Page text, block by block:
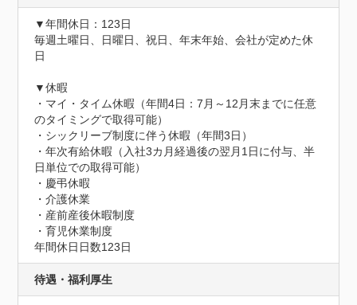
▼年間休日：123日
毎週土曜日、日曜日、祝日、年末年始、会社が定めた休
日
▼休暇
・マイ・タイム休暇（年間4日：7月～12月末までに任意
のタイミングで取得可能）
・シックリーブ制度に伴う休暇（年間3日）
・年次有給休暇（入社3カ月経過後の翌月1日に付与、半
日単位での取得可能）
・慶弔休暇
・介護休業
・産前産後休暇制度
・育児休業制度
年間休日日数123日
待遇・福利厚生